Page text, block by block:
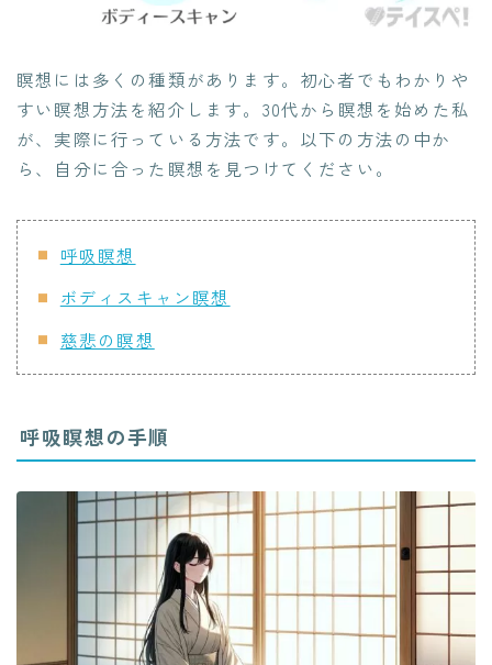
瞑想には多くの種類があります。初心者でもわかりや
すい瞑想方法を紹介します。30代から瞑想を始めた私
が、実際に行っている方法です。以下の方法の中か
ら、自分に合った瞑想を見つけてください。
呼吸瞑想
ボディスキャン瞑想
慈悲の瞑想
呼吸瞑想の手順